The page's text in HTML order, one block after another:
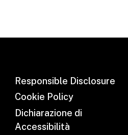
Responsible Disclosure
Cookie Policy
Dichiarazione di
Accessibilità